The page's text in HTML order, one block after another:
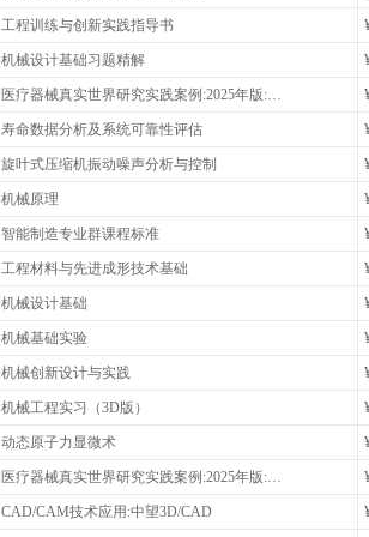
工程训练与创新实践指导书
机械设计基础习题精解
医疗器械真实世界研究实践案例:2025年版:…
寿命数据分析及系统可靠性评估
旋叶式压缩机振动噪声分析与控制
机械原理
智能制造专业群课程标准
工程材料与先进成形技术基础
机械设计基础
机械基础实验
机械创新设计与实践
机械工程实习（3D版）
动态原子力显微术
医疗器械真实世界研究实践案例:2025年版:…
CAD/CAM技术应用:中望3D/CAD